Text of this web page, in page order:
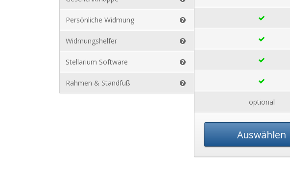
Persönliche Widmung
Widmungshelfer
Stellarium Software
Rahmen & Standfuß
optional
Auswählen